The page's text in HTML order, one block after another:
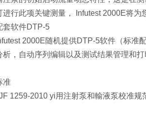
进行此项关键测量， Infutest 2000E将为
套软件DTP-5
2000E随机提供DTP-5软件（标准
析，自动序列编辑以及测试结果管理和打
准
1259-2010 yi用注射泵和輸液泵校准规